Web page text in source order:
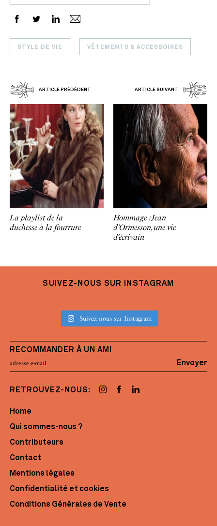
STYLE DE VIE VÊTEMENTS & ACCESSOIRES
ARTICLE PRÉDÉDENT ARTICLE SUIVANT
La playlist de la
duchesse à la fourrure
Hommage : Jean
d’Ormesson, une vie
d’écrivain
SUIVEZ-NOUS SUR INSTAGRAM
Suivez-nous sur Instagram
RECOMMANDER À UN AMI
Envoyer
RETROUVEZ-NOUS:
Home
Qui sommes-nous ?
Contributeurs
Contact
Mentions légales
Confidentialité et cookies
Conditions Générales de Vente